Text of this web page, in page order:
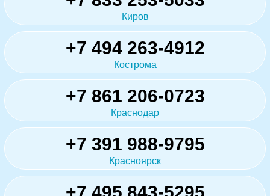
Киров
+7 494 263-4912
Кострома
+7 861 206-0723
Краснодар
+7 391 988-9795
Красноярск